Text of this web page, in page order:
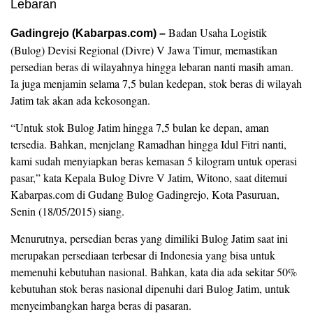
Gadingrejo (Kabarpas.com) – Badan Usaha Logistik
(Bulog) Devisi Regional (Divre) V Jawa Timur, memastikan
persedian beras di wilayahnya hingga lebaran nanti masih aman.
Ia juga menjamin selama 7,5 bulan kedepan, stok beras di wilayah
Jatim tak akan ada kekosongan.
“Untuk stok Bulog Jatim hingga 7,5 bulan ke depan, aman
tersedia. Bahkan, menjelang Ramadhan hingga Idul Fitri nanti,
kami sudah menyiapkan beras kemasan 5 kilogram untuk operasi
pasar,” kata Kepala Bulog Divre V Jatim, Witono, saat ditemui
Kabarpas.com di Gudang Bulog Gadingrejo, Kota Pasuruan,
Senin (18/05/2015) siang.
Menurutnya, persedian beras yang dimiliki Bulog Jatim saat ini
merupakan persediaan terbesar di Indonesia yang bisa untuk
memenuhi kebutuhan nasional. Bahkan, kata dia ada sekitar 50%
kebutuhan stok beras nasional dipenuhi dari Bulog Jatim, untuk
menyeimbangkan harga beras di pasaran.